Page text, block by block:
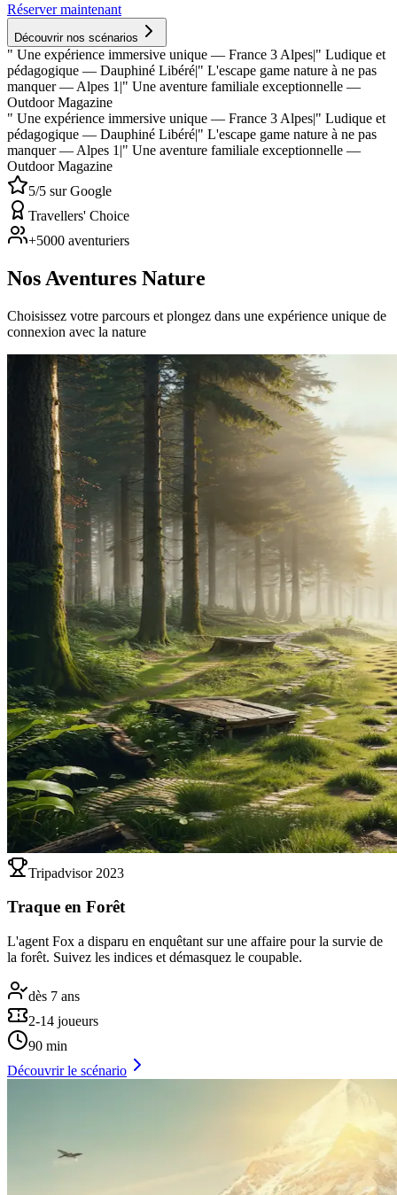
Réserver maintenant
Découvrir nos scénarios
" Une expérience immersive unique — France 3 Alpes|" Ludique et
pédagogique — Dauphiné Libéré|" L'escape game nature à ne pas
manquer— Alpes 1 |" Une aventure familiale exceptionnelle —
Outdoor Magazine
" Une expérience immersive unique — France 3 Alpes|" Ludique et
pédagogique — Dauphiné Libéré|" L'escape game nature à ne pas
manquer— Alpes 1 |" Une aventure familiale exceptionnelle —
Outdoor Magazine
5/5 sur Google
Travellers' Choice
+5000 aventuriers
Nos Aventures Nature
Choisissez votre parcours et plongez dans une expérience unique de
connexion avec la nature
Tripadvisor 2023
Traque en Forêt
L'agent Fox a disparu en enquêtant sur une affaire pour la survie de
la forêt. Suivez les indices et démasquez le coupable.
dès 7 ans
2-14 joueurs
90 min
Découvrir le scénario